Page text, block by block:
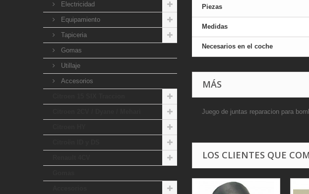
Electricidad
Equipamiento
Tapiceria
Gomas
Utillaje
Accesorios
Piezas
Medidas
Necesarios en el coche
MÁS
Juego de juntas reparacion para
LOS CLIENTES QUE